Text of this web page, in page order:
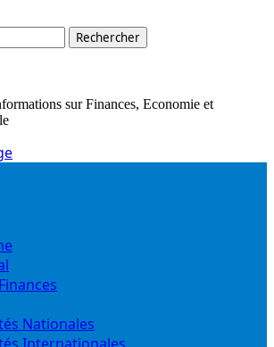
sur Finances, Economie et
Nationales